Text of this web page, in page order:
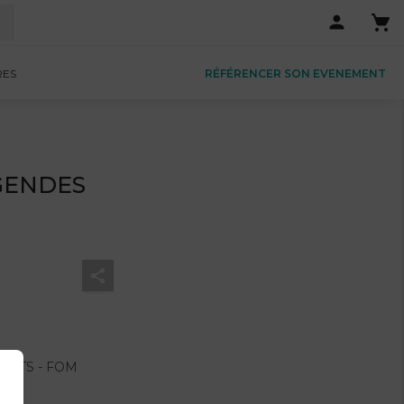
RÉFÉRENCER SON EVENEMENT
- FOM